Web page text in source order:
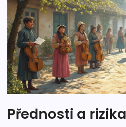
Přednosti a rizika